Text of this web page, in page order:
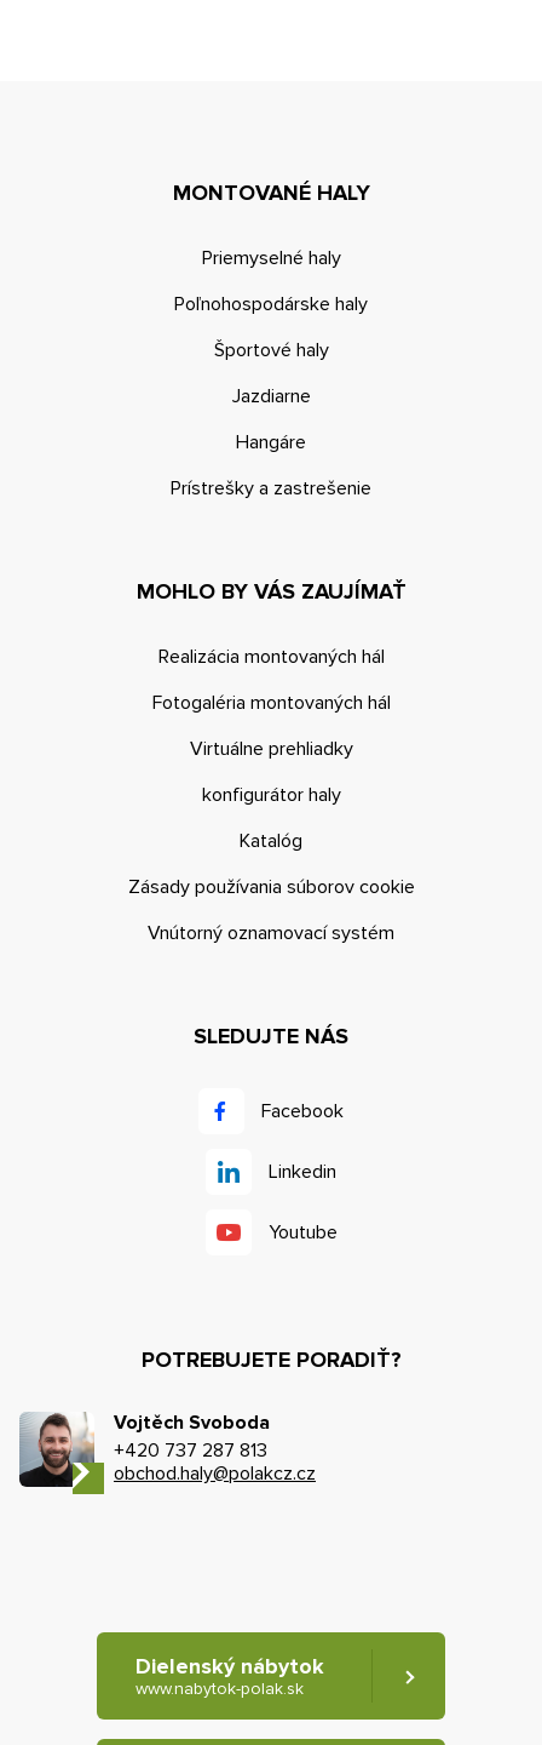
MONTOVANÉ HALY
Priemyselné haly
Poľnohospodárske haly
Športové haly
Jazdiarne
Hangáre
Prístrešky a zastrešenie
MOHLO BY VÁS ZAUJÍMAŤ
Realizácia montovaných hál
Fotogaléria montovaných hál
Virtuálne prehliadky
konfigurátor haly
Katalóg
Zásady používania súborov cookie
Vnútorný oznamovací systém
SLEDUJTE NÁS
Facebook
Linkedin
Youtube
POTREBUJETE PORADIŤ?
Vojtěch Svoboda
+420 737 287 813
obchod.haly@polakcz.cz
Dielenský nábytok
www.nabytok-polak.sk